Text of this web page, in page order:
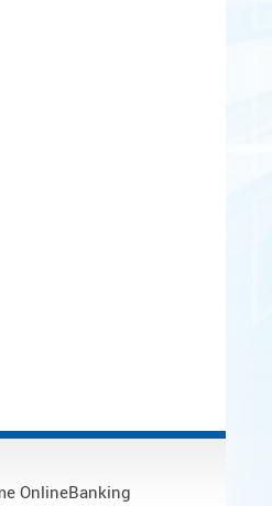
OnlineBanking